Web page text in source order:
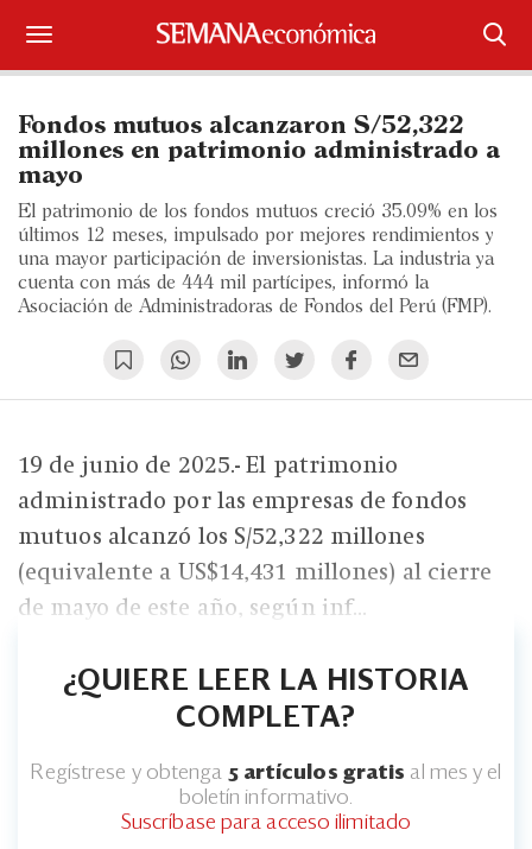
Iniciar sesión
Portada
¿Qué está pasando?
Sectores y Empresas
Management
Legal y Política
Eventos
Edición Impresa
Fondos mutuos alcanzaron S/52,322
millones en patrimonio administrado a
mayo
El patrimonio de los fondos mutuos creció 35.09% en los
últimos 12 meses, impulsado por mejores rendimientos y
una mayor participación de inversionistas. La industria ya
cuenta con más de 444 mil partícipes, informó la
Asociación de Administradoras de Fondos del Perú (FMP).
19 de junio de 2025.- El patrimonio
administrado por las empresas de fondos
mutuos alcanzó los S/52,322 millones
(equivalente a US$14,431 millones) al cierre
de mayo de este año, según inf...
¿QUIERE LEER LA HISTORIA
COMPLETA?
Regístrese y obtenga 5 artículos gratis al mes y el
boletín informativo.
Suscríbase para acceso ilimitado